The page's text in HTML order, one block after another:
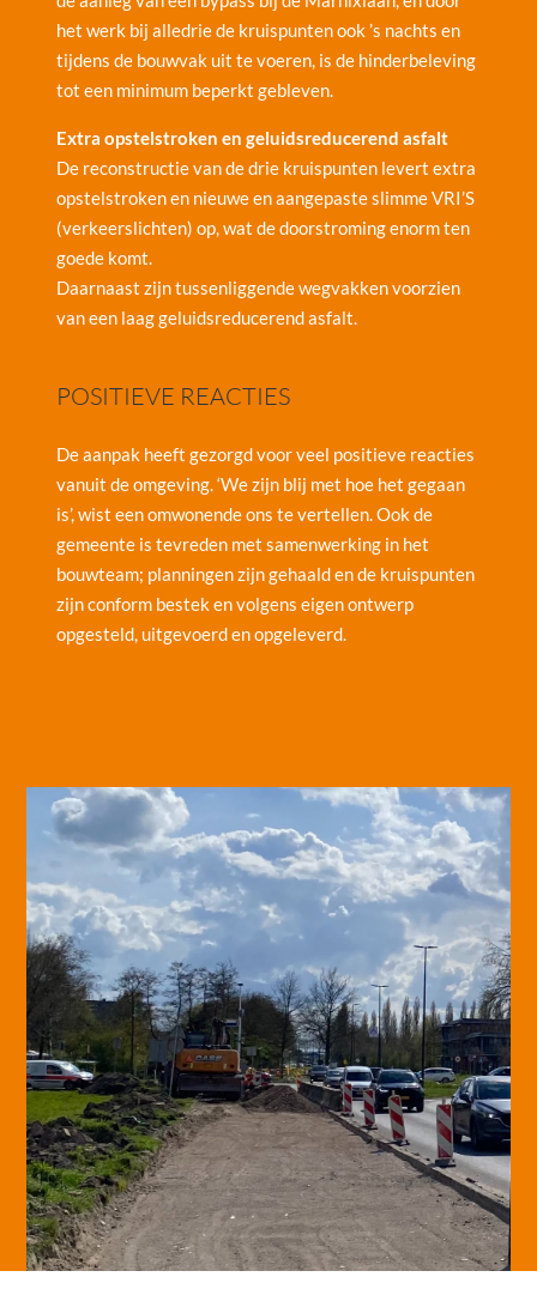
het werk bij alledrie de kruispunten ook ’s nachts en
tijdens de bouwvak uit te voeren, is de hinderbeleving
tot een minimum beperkt gebleven.
Extra opstelstroken en geluidsreducerend asfalt
De reconstructie van de drie kruispunten levert extra
opstelstroken en nieuwe en aangepaste slimme VRI’S
(verkeerslichten) op, wat de doorstroming enorm ten
goede komt.
Daarnaast zijn tussenliggende wegvakken voorzien
van een laag geluidsreducerend asfalt.
POSITIEVE REACTIES
De aanpak heeft gezorgd voor veel positieve reacties
vanuit de omgeving. ‘We zijn blij met hoe het gegaan
is’, wist een omwonende ons te vertellen. Ook de
gemeente is tevreden met samenwerking in het
bouwteam; planningen zijn gehaald en de kruispunten
zijn conform bestek en volgens eigen ontwerp
opgesteld, uitgevoerd en opgeleverd.